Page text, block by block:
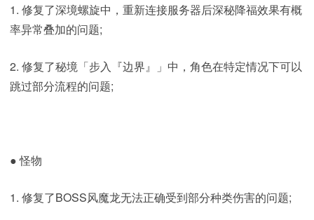
1. 修复了深境螺旋中，重新连接服务器后深秘降福效果有概
率异常叠加的问题;
2. 修复了秘境「步入『边界』」中，角色在特定情况下可以
跳过部分流程的问题;
● 怪物
1. 修复了BOSS风魔龙无法正确受到部分种类伤害的问题;